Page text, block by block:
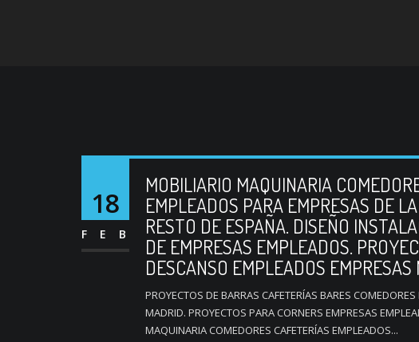
18
FEB
MOBILIARIO MAQUINARIA
EMPLEADOS PARA EMPRESAS DE
RESTO DE ESPAÑA. DISEÑO
DE EMPRESAS EMPLEADOS.
DESCANSO EMPLEADOS
PROYECTOS DE BARRAS CAFETERÍAS BARES
MADRID. PROYECTOS PARA CORNERS EMPRESAS
MAQUINARIA COMEDORES CAFETERÍAS EMPLEADOS...